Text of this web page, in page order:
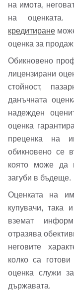
на имота,
на
кредитиране
оценка за
Обикновено
лицензирани
стойност,
данъчната
надежден
оценка
преценка на
обикновено се
която може да
загуби в бъдеще.
Оценката на
купувачи, така
вземат
отразява
неговите
колко са
оценка служи
държавата.